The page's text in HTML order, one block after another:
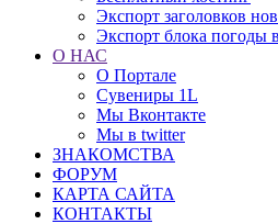
Экспорт заголовков
Экспорт блока погоды
О НАС
О Портале
Сувениры 1L
Мы Вконтакте
Мы в twitter
ЗНАКОМСТВА
ФОРУМ
КАРТА САЙТА
КОНТАКТЫ